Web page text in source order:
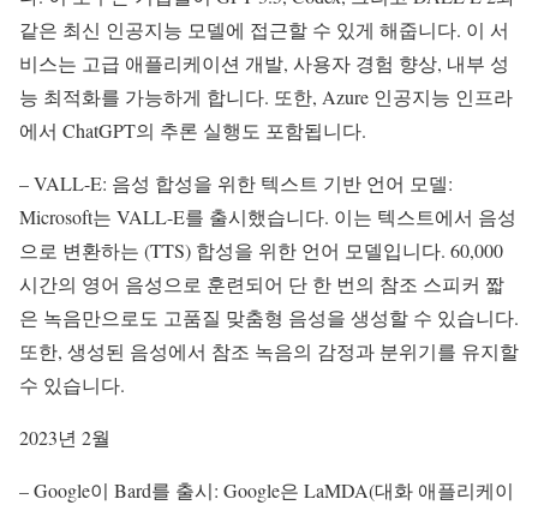
같은 최신 인공지능 모델에 접근할 수 있게 해줍니다. 이 서
비스는 고급 애플리케이션 개발, 사용자 경험 향상, 내부 성
능 최적화를 가능하게 합니다. 또한, Azure 인공지능 인프라
에서 ChatGPT의 추론 실행도 포함됩니다.
– VALL-E: 음성 합성을 위한 텍스트 기반 언어 모델:
Microsoft는 VALL-E를 출시했습니다. 이는 텍스트에서 음성
으로 변환하는 (TTS) 합성을 위한 언어 모델입니다. 60,000
시간의 영어 음성으로 훈련되어 단 한 번의 참조 스피커 짧
은 녹음만으로도 고품질 맞춤형 음성을 생성할 수 있습니다.
또한, 생성된 음성에서 참조 녹음의 감정과 분위기를 유지할
수 있습니다.
2023년 2월
– Google이 Bard를 출시: Google은 LaMDA(대화 애플리케이